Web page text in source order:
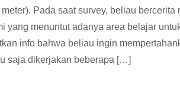
meter). Pada saat survey, beliau
yang menuntut adanya area belajar
info bahwa beliau ingin
saja dikerjakan beberapa […]